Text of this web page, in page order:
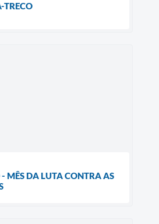
TRECO
MÊS DA LUTA CONTRA AS